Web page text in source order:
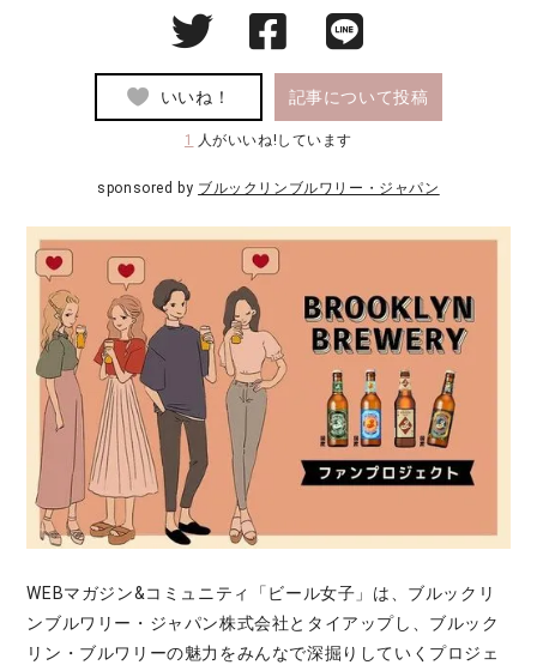
いいね！ 記事について投稿
1 人がいいね!しています
sponsored by ブルックリンブルワリー・ジャパン
WEBマガジン&コミュニティ「ビール女子」は、ブルックリ
ンブルワリー・ジャパン株式会社とタイアップし、ブルック
リン・ブルワリーの魅力をみんなで深掘りしていくプロジェ